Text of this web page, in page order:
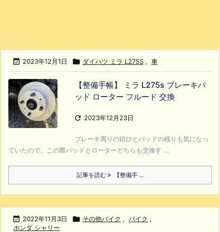
 2023年12月1日  ダイハツ ミラ L275S , 車
【整備手帳】 ミラ L275s ブレーキパ
ッド ローター フルード 交換
 2023年12月23日
ブレーキ周りの錆びとパッドの残りも気になっ
ていたので、この際パッドとローターどちらも交換す ...
記事を読む 【整備手 ...
 2022年11月3日  その他バイク , バイク ,
ホンダ シャリー